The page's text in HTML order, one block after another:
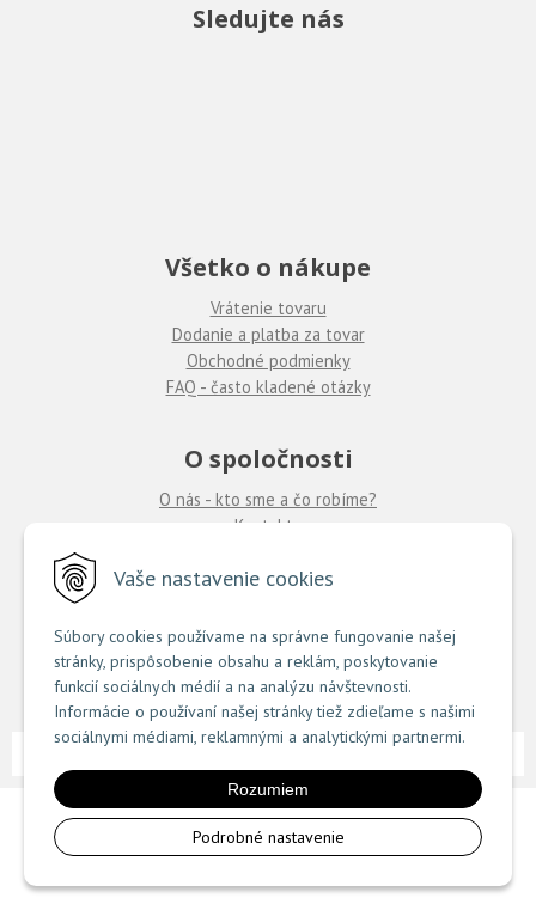
Vaše nastavenie cookies
Súbory cookies používame na správne fungovanie našej
stránky, prispôsobenie obsahu a reklám, poskytovanie
funkcií sociálnych médií a na analýzu návštevnosti.
Informácie o používaní našej stránky tiež zdieľame s našimi
sociálnymi médiami, reklamnými a analytickými partnermi.
Rozumiem
Podrobné nastavenie
Sledujte nás
Všetko o nákupe
Vrátenie tovaru
Dodanie a platba za tovar
Obchodné podmienky
FAQ - často kladené otázky
O spoločnosti
O nás - kto sme a čo robíme?
Kontakty
Predajne COUTURE
TU nájdete zoznam našich predajní